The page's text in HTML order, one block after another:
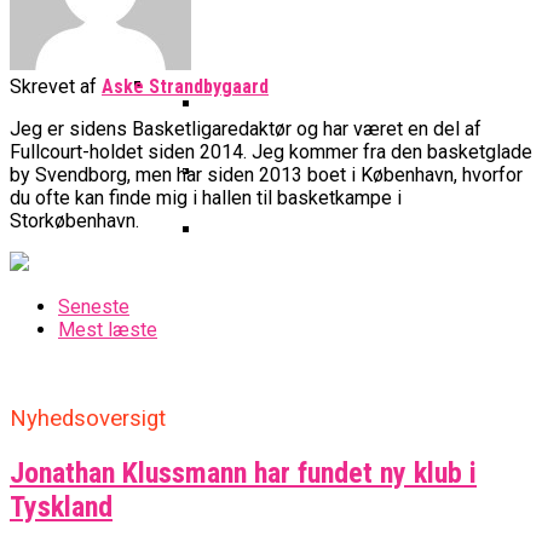
Bakken Bears Skuffede Og
Misser Champions League-
Gruppespil
Danske Tobias Jensen Fik
Spilletid I Testkamp Mod
Portland Trail Blazers
Grupperne Og Sæt Krydser I Din
Kalender
Medlemstal I Dansk Basket Boomer:
Fremgang For 12. År I Træk
Skrevet af Aske Strandbygaard
Jeg er sidens Basketligaredaktør og har været en del af
Fullcourt-holdet siden 2014. Jeg kommer fra den basketglade
by Svendborg, men har siden 2013 boet i København, hvorfor
du ofte kan finde mig i hallen til basketkampe i
Storkøbenhavn.
Seneste
Mest læste
Nyhedsoversigt
Jonathan Klussmann har fundet ny klub i
Tyskland